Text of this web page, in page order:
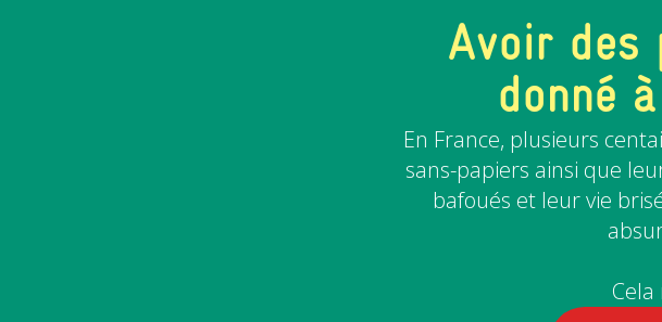
Avoir des
donné
En France, plusieurs
sans-papiers ainsi que
bafoués et leur vie